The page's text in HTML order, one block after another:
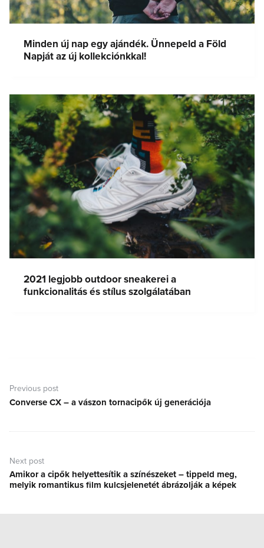
Minden új nap egy ajándék. Ünnepeld a Föld
Napját az új kollekciónkkal!
2021 legjobb outdoor sneakerei a
funkcionalitás és stílus szolgálatában
navigáció
Previous post
Previous
Converse CX – a vászon tornacipők új generációja
Next post
Next
post:
Amikor a cipők helyettesítik a színészeket – tippeld meg,
melyik romantikus film kulcsjelenetét ábrázolják a képek